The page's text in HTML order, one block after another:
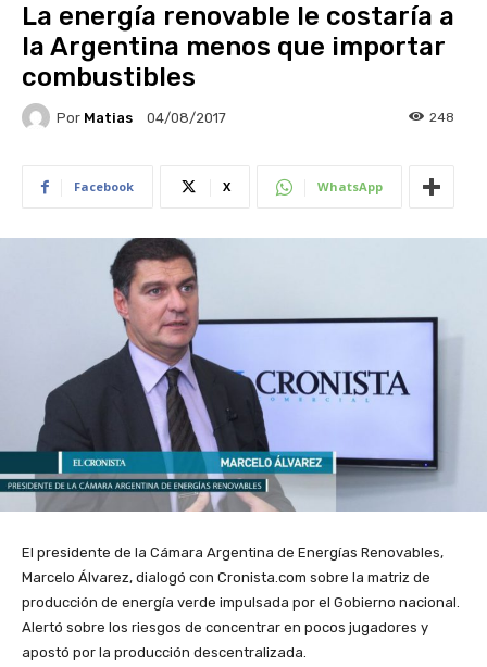
La energía renovable le costaría a
la Argentina menos que importar
combustibles
Por Matias 04/08/2017 248
Facebook X WhatsApp
El presidente de la Cámara Argentina de Energías Renovables,
Marcelo Álvarez, dialogó con Cronista.com sobre la matriz de
producción de energía verde impulsada por el Gobierno nacional.
Alertó sobre los riesgos de concentrar en pocos jugadores y
apostó por la producción descentralizada.